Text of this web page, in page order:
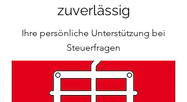
zuverlässig
Ihre persönliche Unterstützung bei
Steuerfragen